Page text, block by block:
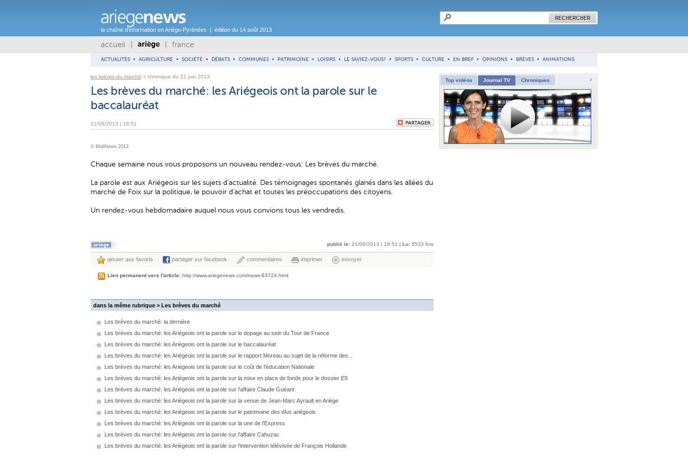
la chaîne d'information en Ariège-Pyrénées | édition du 14 août 2013
accueil ariège france
ACTUALITÉS • AGRICULTURE • SOCIÉTÉ • DÉBATS • COMMUNES • PATRIMOINE • LOISIRS • LE SAVIEZ-VOUS? • SPORTS • CULTURE • EN BREF • OPINIONS • BRÈVES • ANIMATIONS
les brèves du marché > chronique du 21 juin 2013
Les brèves du marché: les Ariégeois ont la parole sur le
baccalauréat
21/06/2013 | 18:51
© MidiNews 2013
Chaque semaine nous vous proposons un nouveau rendez-vous: Les brèves du marché.
La parole est aux Ariégeois sur les sujets d’actualité. Des témoignages spontanés glanés dans les allées du
marché de Foix sur la politique, le pouvoir d’achat et toutes les préoccupations des citoyens.
Un rendez-vous hebdomadaire auquel nous vous convions tous les vendredis.
publié le: 21/06/2013 | 18:51 | Lu: 6533 fois
ajouter aux favoris partager sur facebook commentaires imprimer envoyer
Lien permanent vers l'article: http://www.ariegenews.com/news-63724.html
dans la même rubrique > Les brèves du marché
Les brèves du marché: la dernière
Les brèves du marché: les Ariégeois ont la parole sur le dopage au sein du Tour de France
Les brèves du marché: les Ariégeois ont la parole sur le baccalauréat
Les brèves du marché: les Ariégeois ont la parole sur le rapport Moreau au sujet de la réforme des...
Les brèves du marché: les Ariégeois ont la parole sur le coût de l'éducation Nationale
Les brèves du marché: les Ariégeois ont la parole sur la mise en place de fonds pour le dossier E9
Les brèves du marché: les Ariégeois ont la parole sur l'affaire Claude Guéant
Les brèves du marché: les Ariégeois ont la parole sur la venue de Jean-Marc Ayrault en Ariège
Les brèves du marché: les Ariégeois ont la parole sur le patrimoine des élus ariégeois
Les brèves du marché: les Ariégeois ont la parole sur la une de l'Express
Les brèves du marché: les Ariégeois ont la parole sur l'affaire Cahuzac
Les brèves du marché: les Ariégeois ont la parole sur l'intervention télévisée de François Hollande
Top vidéos Journal TV Chroniques